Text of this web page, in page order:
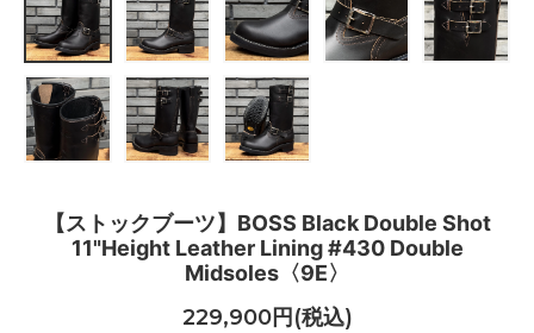
【ストックブーツ】BOSS Black Double Shot
11"Height Leather Lining #430 Double
Midsoles〈9E〉
229,900円(税込)